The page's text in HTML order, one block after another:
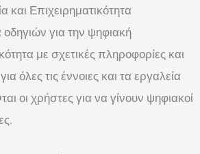
και Επιχειρηματικότητα
οδηγιών για την ψηφιακή
με σχετικές πληροφορίες και
όλες τις έννοιες και τα εργαλεία
οι χρήστες για να γίνουν ψηφιακοί